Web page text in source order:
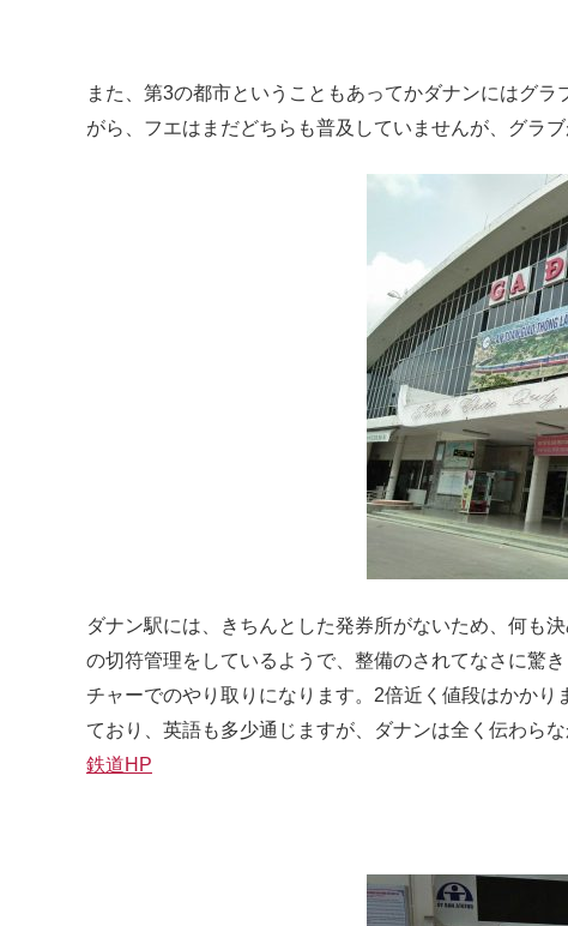
また、第3の都市ということもあってかダナンにはグ
がら、フエはまだどちらも普及していませんが、グラ
ダナン駅には、きちんとした発券所がないため、何も
の切符管理をしているようで、整備のされてなさに驚
チャーでのやり取りになります。2倍近く値段はかか
ており、英語も多少通じますが、ダナンは全く伝わら
鉄道HP